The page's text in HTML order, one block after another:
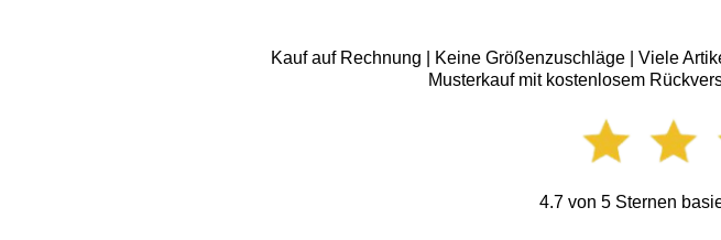
Kauf auf Rechnung | Keine Größenzuschläge | Viele
Musterkauf mit kostenlosem
4.7von 5Sternen